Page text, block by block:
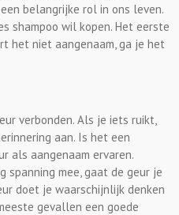
belangrijke rol in ons leven.
shampoo wil kopen. Het eerste
het niet aangenaam, ga je het
verbonden. Als je iets ruikt,
aan. Is het een
als aangenaam ervaren.
spanning mee, gaat de geur je
doet je waarschijnlijk denken
gevallen een goede